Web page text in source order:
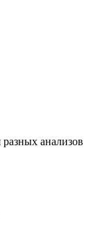
анализов